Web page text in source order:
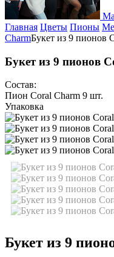
Главная Цветы Пионы
CharmБукет из 9 пионов
Букет из 9 пионов
Состав:
Пион Coral Charm 9 шт.
Упаковка
Букет из 9